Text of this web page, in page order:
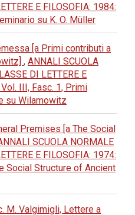
E FILOSOFIA: 1984:
su K. O. Müller
[a Primi contributi a
, ANNALI SCUOLA
DI LETTERE E
III, Fasc. 1, Primi
su Wilamowitz
Premises [a The Social
SCUOLA NORMALE
E FILOSOFIA: 1974:
Social Structure of Ancient
M. Valgimigli, Lettere a